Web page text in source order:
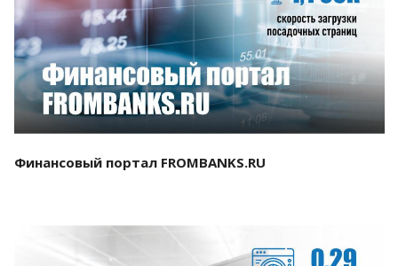
Смотреть проект
Финансовый портал FROMBANKS.RU